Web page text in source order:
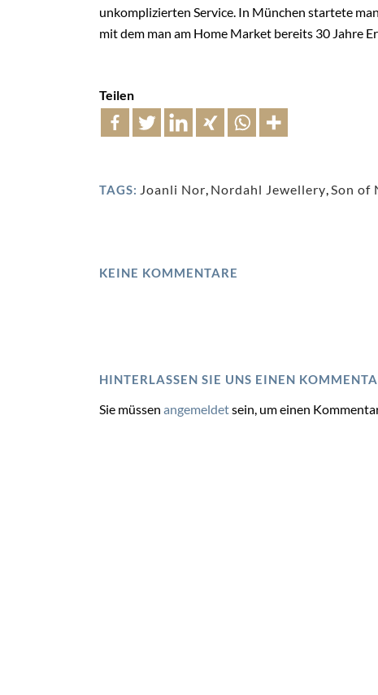
unkomplizierten Service. In München startete
mit dem man am Home Market bereits 30 Jahre
Teilen
TAGS: Joanli Nor, Nordahl Jewellery,Son of
KEINE KOMMENTARE
HINTERLASSEN SIE UNS EINEN
Sie müssen angemeldetsein, um einen